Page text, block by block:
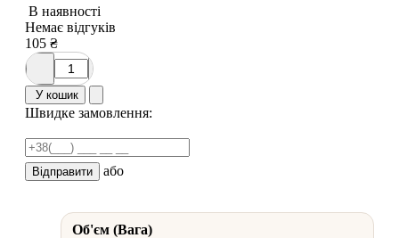
В наявності
Немає відгуків
105 ₴
У кошик
Швидке замовлення:
Відправити або
Об'єм (Вага)